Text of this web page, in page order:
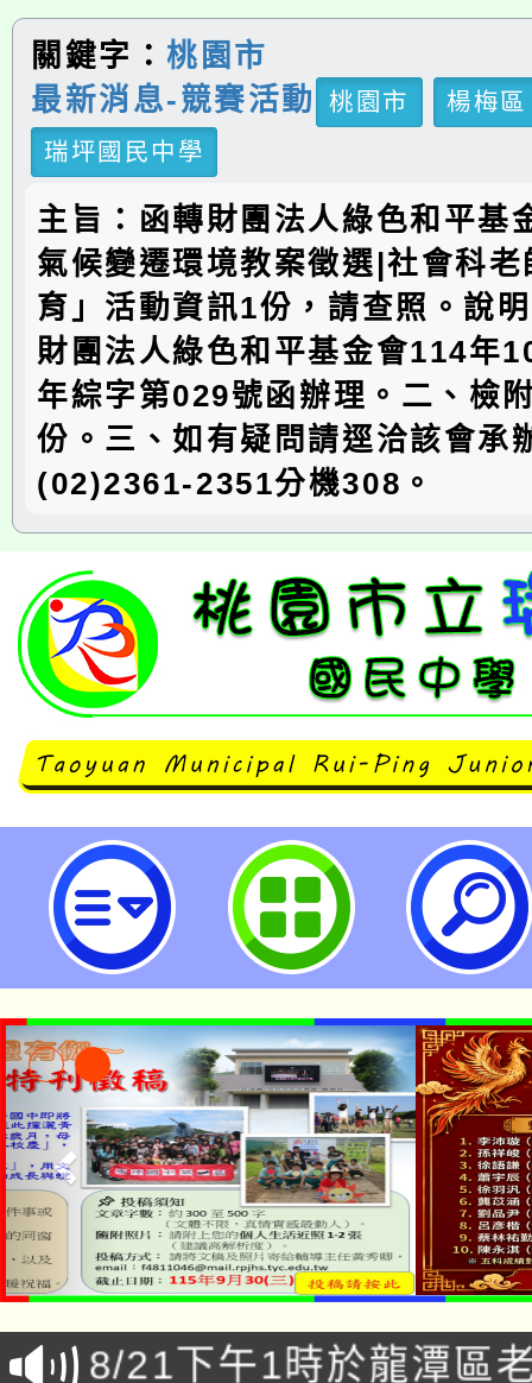
關鍵字：桃園市
最新消息-競賽活動
桃園市
楊梅區
瑞坪國民中學
主旨：函轉財團法人綠色和平基
氣候變遷環境教案徵選|社會科
育」活動資訊1份，請查照。說
財團法人綠色和平基金會114年
年綜字第029號函辦理。二、檢
份。三、如有疑問請逕洽該會承
(02)2361-2351分機308。
neilrpjhstyc網站設計者：徐嘉
「本色祭」8/29、30在
場熱烈登場!
8/21下午1時於龍潭區